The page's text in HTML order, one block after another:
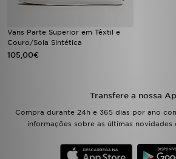
Vans Parte Superior em Têxtil e
Couro/Sola Sintética
105,00€
Transfere a nossa
Compra durante 24h e 365 dias por ano
informações sobre as últimas novidades